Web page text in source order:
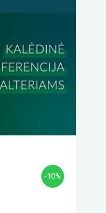
-10%